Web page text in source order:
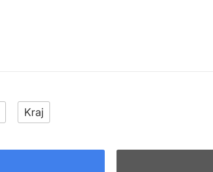
Kraj